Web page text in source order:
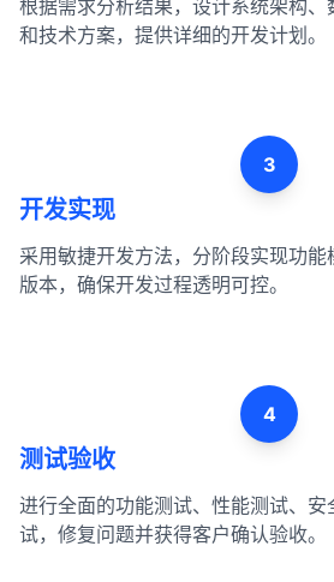
根据需求分析结果，设计系统架构
和技术方案，提供详细的开发计划。
开发实现
采用敏捷开发方法，分阶段实现功
版本，确保开发过程透明可控。
3
4
测试验收
进行全面的功能测试、性能测试、安
试，修复问题并获得客户确认验收。